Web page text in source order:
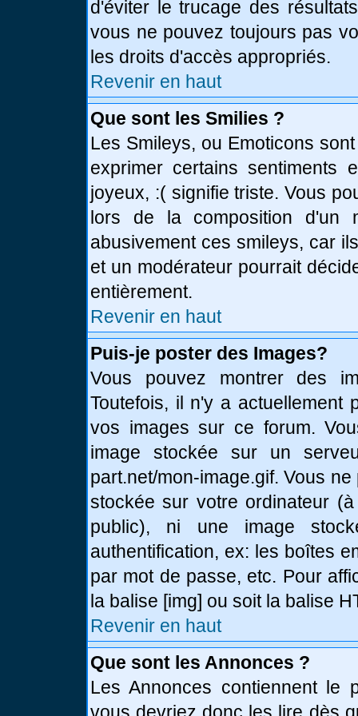
d'éviter le trucage des
vous ne pouvez toujours pas
les droits d'accès appropriés.
Revenir en haut
Que sont les Smilies ?
Les Smileys, ou Emoticons
exprimer certains sentiments
joyeux, :( signifie triste. Vous
lors de la composition d'un
abusivement ces smileys, car
et un modérateur pourrait
entièrement.
Revenir en haut
Puis-je poster des Images?
Vous pouvez montrer des
Toutefois, il n'y a actuellement
vos images sur ce forum.
image stockée sur un
part.net/mon-image.gif. Vous
stockée sur votre ordinateur
public), ni une image
authentification, ex: les boîtes
par mot de passe, etc. Pour
la balise [img] ou soit la balise
Revenir en haut
Que sont les Annonces ?
Les Annonces contiennent le